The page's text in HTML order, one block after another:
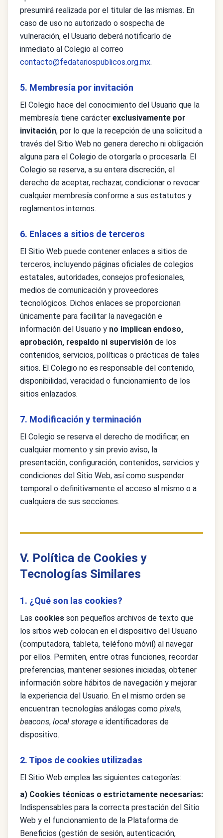
presumirá realizada por el titular de las mismas. En
caso de uso no autorizado o sospecha de
vulneración, el Usuario deberá notificarlo de
inmediato al Colegio al correo
contacto@fedatariospublicos.org.mx.
5. Membresía por invitación
El Colegio hace del conocimiento del Usuario que la
membresía tiene carácter exclusivamente por
invitación, por lo que la recepción de una solicitud a
través del Sitio Web no genera derecho ni obligación
alguna para el Colegio de otorgarla o procesarla. El
Colegio se reserva, a su entera discreción, el
derecho de aceptar, rechazar, condicionar o revocar
cualquier membresía conforme a sus estatutos y
reglamentos internos.
6. Enlaces a sitios de terceros
El Sitio Web puede contener enlaces a sitios de
terceros, incluyendo páginas oficiales de colegios
estatales, autoridades, consejos profesionales,
medios de comunicación y proveedores
tecnológicos. Dichos enlaces se proporcionan
únicamente para facilitar la navegación e
información del Usuario y no implican endoso,
aprobación, respaldo ni supervisión de los
contenidos, servicios, políticas o prácticas de tales
sitios. El Colegio no es responsable del contenido,
disponibilidad, veracidad o funcionamiento de los
sitios enlazados.
7. Modificación y terminación
El Colegio se reserva el derecho de modificar, en
cualquier momento y sin previo aviso, la
presentación, configuración, contenidos, servicios y
condiciones del Sitio Web, así como suspender
temporal o definitivamente el acceso al mismo o a
cualquiera de sus secciones.
V. Política de Cookies y
Tecnologías Similares
1. ¿Qué son las cookies?
Las cookies son pequeños archivos de texto que
los sitios web colocan en el dispositivo del Usuario
(computadora, tableta, teléfono móvil) al navegar
por ellos. Permiten, entre otras funciones, recordar
preferencias, mantener sesiones iniciadas, obtener
información sobre hábitos de navegación y mejorar
la experiencia del Usuario. En el mismo orden se
encuentran tecnologías análogas como pixels,
beacons, local storage e identificadores de
dispositivo.
2. Tipos de cookies utilizadas
El Sitio Web emplea las siguientes categorías:
a) Cookies técnicas o estrictamente necesarias:
Indispensables para la correcta prestación del Sitio
Web y el funcionamiento de la Plataforma de
Beneficios (gestión de sesión, autenticación,